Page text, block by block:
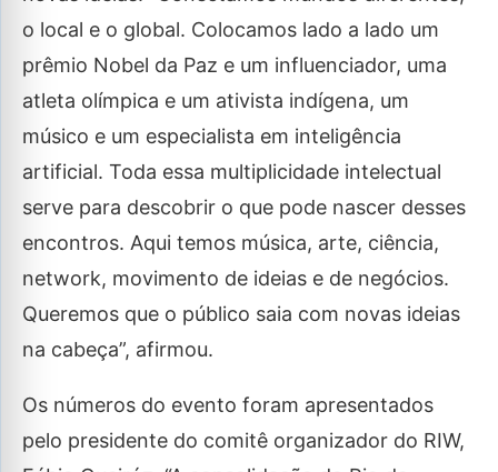
o local e o global. Colocamos lado a lado um
prêmio Nobel da Paz e um influenciador, uma
atleta olímpica e um ativista indígena, um
músico e um especialista em inteligência
artificial. Toda essa multiplicidade intelectual
serve para descobrir o que pode nascer desses
encontros. Aqui temos música, arte, ciência,
network, movimento de ideias e de negócios.
Queremos que o público saia com novas ideias
na cabeça”, afirmou.
Os números do evento foram apresentados
pelo presidente do comitê organizador do RIW,